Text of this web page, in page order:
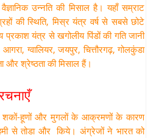
उन्नति की मिसाल है। यहाँ सम्राट
की स्थिति, मिस्र यंत्र वर्ष से सबसे छोटे
यंत्र से खगोलीय पिंडों की गति जानी
ग्वालियर, जयपुर, चित्तौरगढ़, गोलकुंडा
और श्रेष्ठता की मिसाल हैं।
शकों-हूणों और मुगलों के आक्रमणों के कारण
से तोडा और किये। अंग्रेजों ने भारत को